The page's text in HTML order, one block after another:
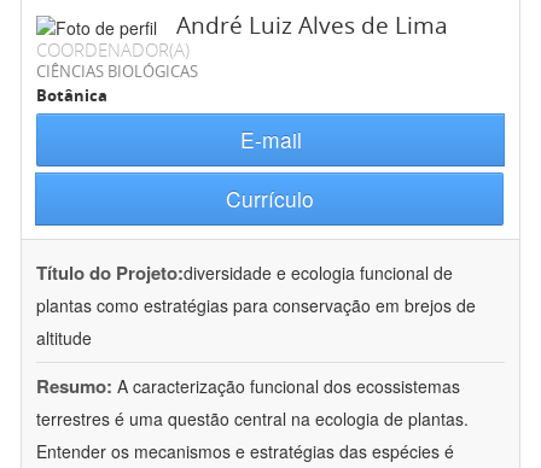
André Luiz Alves de Lima
COORDENADOR(A)
CIÊNCIAS BIOLÓGICAS
Botânica
E-mail
Currículo
Título do Projeto:diversidade e ecologia funcional de
plantas como estratégias para conservação em brejos de
altitude
Resumo: A caracterização funcional dos ecossistemas
terrestres é uma questão central na ecologia de plantas.
Entender os mecanismos e estratégias das espécies é